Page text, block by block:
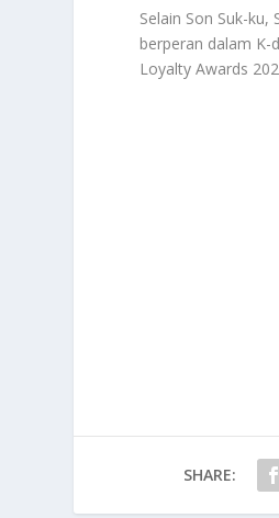
Selain Son Suk-
berperan dalam K-
Loyalty Awards
SHARE: